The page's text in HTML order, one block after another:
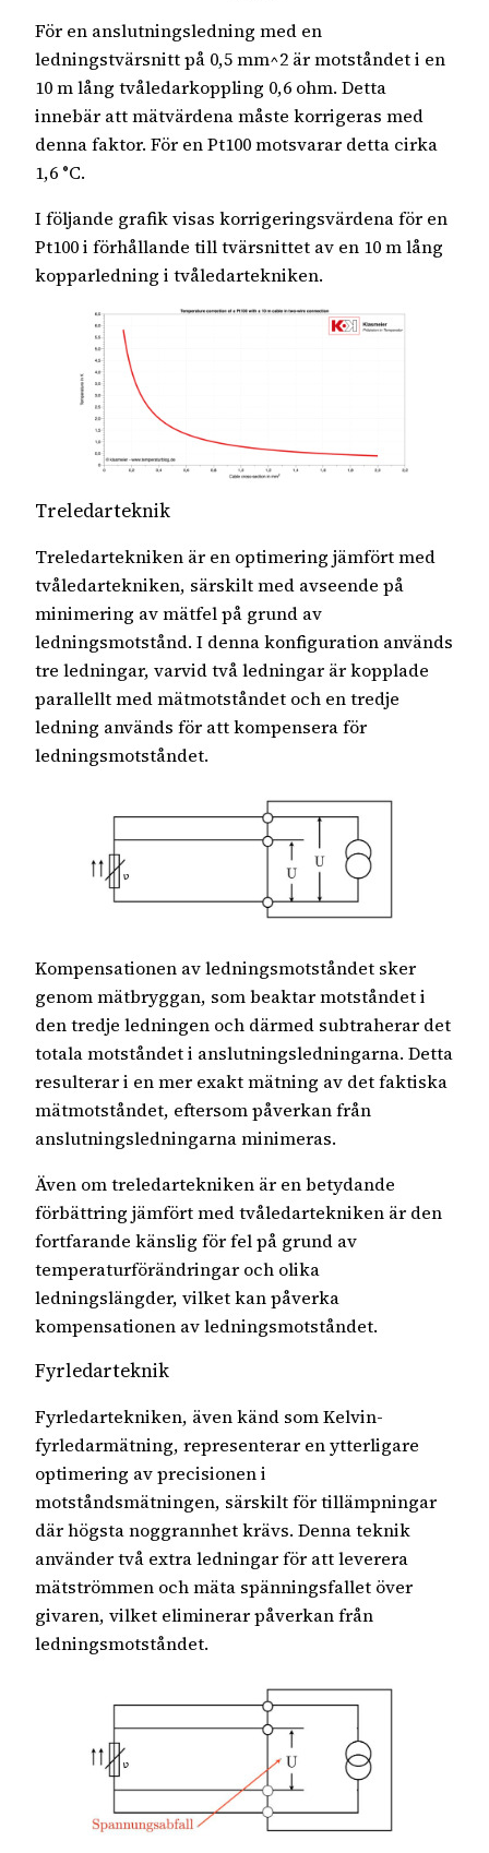
För en anslutningsledning med en
ledningstvärsnitt på 0,5 mm^2 är motståndet i en
10 m lång tvåledarkoppling 0,6 ohm. Detta
innebär att mätvärdena måste korrigeras med
denna faktor. För en Pt100 motsvarar detta cirka
1,6 °C.
I följande grafik visas korrigeringsvärdena för en
Pt100 i förhållande till tvärsnittet av en 10 m lång
kopparledning i tvåledartekniken.
Treledarteknik
Treledartekniken är en optimering jämfört med
tvåledartekniken, särskilt med avseende på
minimering av mätfel på grund av
ledningsmotstånd. I denna konfiguration används
tre ledningar, varvid två ledningar är kopplade
parallellt med mätmotståndet och en tredje
ledning används för att kompensera för
ledningsmotståndet.
Kompensationen av ledningsmotståndet sker
genom mätbryggan, som beaktar motståndet i
den tredje ledningen och därmed subtraherar det
totala motståndet i anslutningsledningarna. Detta
resulterar i en mer exakt mätning av det faktiska
mätmotståndet, eftersom påverkan från
anslutningsledningarna minimeras.
Även om treledartekniken är en betydande
förbättring jämfört med tvåledartekniken är den
fortfarande känslig för fel på grund av
temperaturförändringar och olika
ledningslängder, vilket kan påverka
kompensationen av ledningsmotståndet.
Fyrledarteknik
Fyrledartekniken, även känd som Kelvin-
fyrledarmätning, representerar en ytterligare
optimering av precisionen i
motståndsmätningen, särskilt för tillämpningar
där högsta noggrannhet krävs. Denna teknik
använder två extra ledningar för att leverera
mätströmmen och mäta spänningsfallet över
givaren, vilket eliminerar påverkan från
ledningsmotståndet.